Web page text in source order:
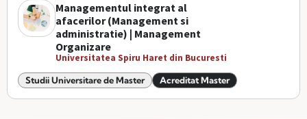
Managementul integrat al
afacerilor (Management si
administratie) | Management
Organizare
Universitatea Spiru Haret din Bucuresti
Studii Universitare de Master Acreditat Master